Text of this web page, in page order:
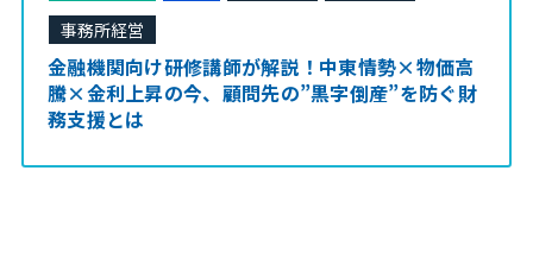
事務所経営
金融機関向け研修講師が解説！中東情勢×物価高
騰×金利上昇の今、顧問先の”黒字倒産”を防ぐ財
務支援とは